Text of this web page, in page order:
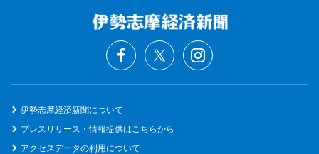
伊勢志摩経済新聞について
プレスリリース・情報提供はこちらから
アクセスデータの利用について